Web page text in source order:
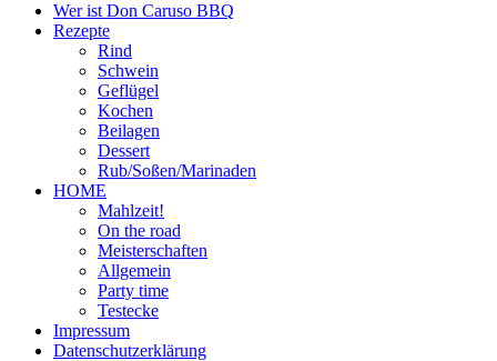
Wer ist Don Caruso BBQ
Rezepte
Rind
Schwein
Geflügel
Kochen
Beilagen
Dessert
Rub/Soßen/Marinaden
HOME
Mahlzeit!
On the road
Meisterschaften
Allgemein
Party time
Testecke
Impressum
Datenschutzerklärung